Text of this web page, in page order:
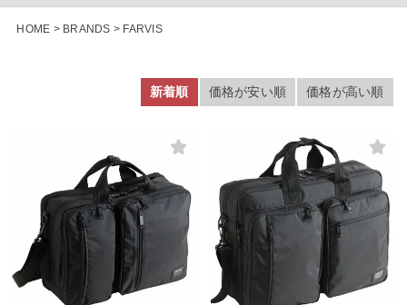
HOME BRANDS FARVIS
価格が安い順 価格が高い順
新着順